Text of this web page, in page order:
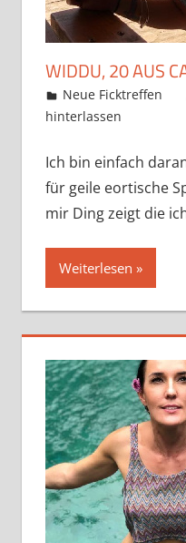
WIDDU, 20 AUS
Mai 22, 2019
admino
Neue Ficktreffen
hinterlassen
Ich bin einfach
für geile eortische
mir Ding zeigt die
Weiterlesen